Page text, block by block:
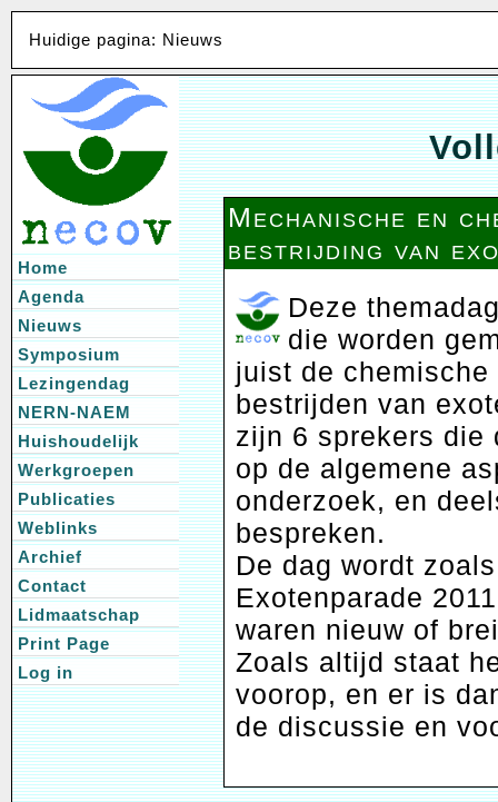
Huidige pagina: Nieuws
Mechanische en
bestrijding van
Deze
die worden
juist de
bestrijden van
zijn 6 sprekers die
op de algemene
onderzoek, en
bespreken.
De dag wordt
Exotenparade
waren nieuw of
Zoals altijd staat
voorop, en er is
de discussie en
Home
Agenda
Nieuws
Symposium
Lezingendag
NERN-NAEM
Huishoudelijk
Werkgroepen
Publicaties
Weblinks
Archief
Contact
Lidmaatschap
Print Page
Log in